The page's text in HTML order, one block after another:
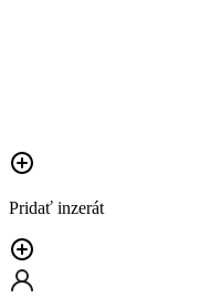
Pridať inzerát